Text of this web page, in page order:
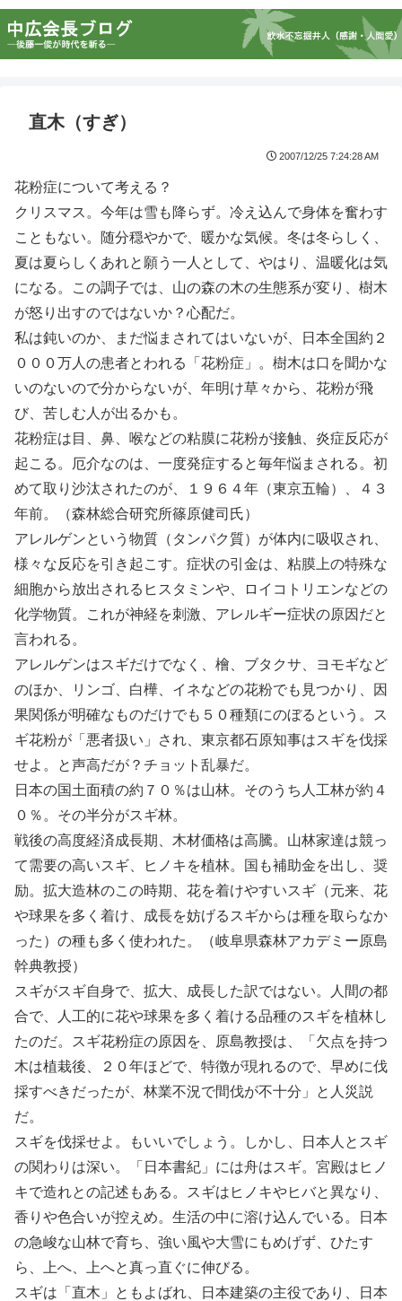
直木（すぎ）
2007/12/25 7:24:28 AM
花粉症について考える？
クリスマス。今年は雪も降らず。冷え込んで身体を奮わす
こともない。随分穏やかで、暖かな気候。冬は冬らしく、
夏は夏らしくあれと願う一人として、やはり、温暖化は気
になる。この調子では、山の森の木の生態系が変り、樹木
が怒り出すのではないか？心配だ。
私は鈍いのか、まだ悩まされてはいないが、日本全国約２
０００万人の患者とわれる「花粉症」。樹木は口を聞かな
いのないので分からないが、年明け草々から、花粉が飛
び、苦しむ人が出るかも。
花粉症は目、鼻、喉などの粘膜に花粉が接触、炎症反応が
起こる。厄介なのは、一度発症すると毎年悩まされる。初
めて取り沙汰されたのが、１９６４年（東京五輪）、４３
年前。（森林総合研究所篠原健司氏）
アレルゲンという物質（タンパク質）が体内に吸収され、
様々な反応を引き起こす。症状の引金は、粘膜上の特殊な
細胞から放出されるヒスタミンや、ロイコトリエンなどの
化学物質。これが神経を刺激、アレルギー症状の原因だと
言われる。
アレルゲンはスギだけでなく、檜、ブタクサ、ヨモギなど
のほか、リンゴ、白樺、イネなどの花粉でも見つかり、因
果関係が明確なものだけでも５０種類にのぼるという。ス
ギ花粉が「悪者扱い」され、東京都石原知事はスギを伐採
せよ。と声高だが？チョット乱暴だ。
日本の国土面積の約７０％は山林。そのうち人工林が約４
０％。その半分がスギ林。
戦後の高度経済成長期、木材価格は高騰。山林家達は競っ
て需要の高いスギ、ヒノキを植林。国も補助金を出し、奨
励。拡大造林のこの時期、花を着けやすいスギ（元来、花
や球果を多く着け、成長を妨げるスギからは種を取らなか
った）の種も多く使われた。（岐阜県森林アカデミー原島
幹典教授）
スギがスギ自身で、拡大、成長した訳ではない。人間の都
合で、人工的に花や球果を多く着ける品種のスギを植林し
たのだ。スギ花粉症の原因を、原島教授は、「欠点を持つ
木は植栽後、２０年ほどで、特徴が現れるので、早めに伐
採すべきだったが、林業不況で間伐が不十分」と人災説
だ。
スギを伐採せよ。もいいでしょう。しかし、日本人とスギ
の関わりは深い。「日本書紀」には舟はスギ。宮殿はヒノ
キで造れとの記述もある。スギはヒノキやヒバと異なり、
香りや色合いが控えめ。生活の中に溶け込んでいる。日本
の急峻な山林で育ち、強い風や大雪にもめげず、ひたす
ら、上へ、上へと真っ直ぐに伸びる。
スギは「直木」ともよばれ、日本建築の主役であり、日本